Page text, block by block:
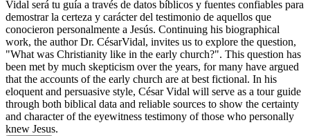
Vidal será tu guía a través de datos bíblicos y fuentes confiables para
demostrar la certeza y carácter del testimonio de aquellos que
conocieron personalmente a Jesús. Continuing his biographical
work, the author Dr. CésarVidal, invites us to explore the question,
"What was Christianity like in the early church?". This question has
been met by much skepticism over the years, for many have argued
that the accounts of the early church are at best fictional. In his
eloquent and persuasive style, César Vidal will serve as a tour guide
through both biblical data and reliable sources to show the certainty
and character of the eyewitness testimony of those who personally
knew Jesus.